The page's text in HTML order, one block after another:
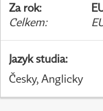
Za rok:
Celkem:
Jazyk studia:
Česky, Anglicky